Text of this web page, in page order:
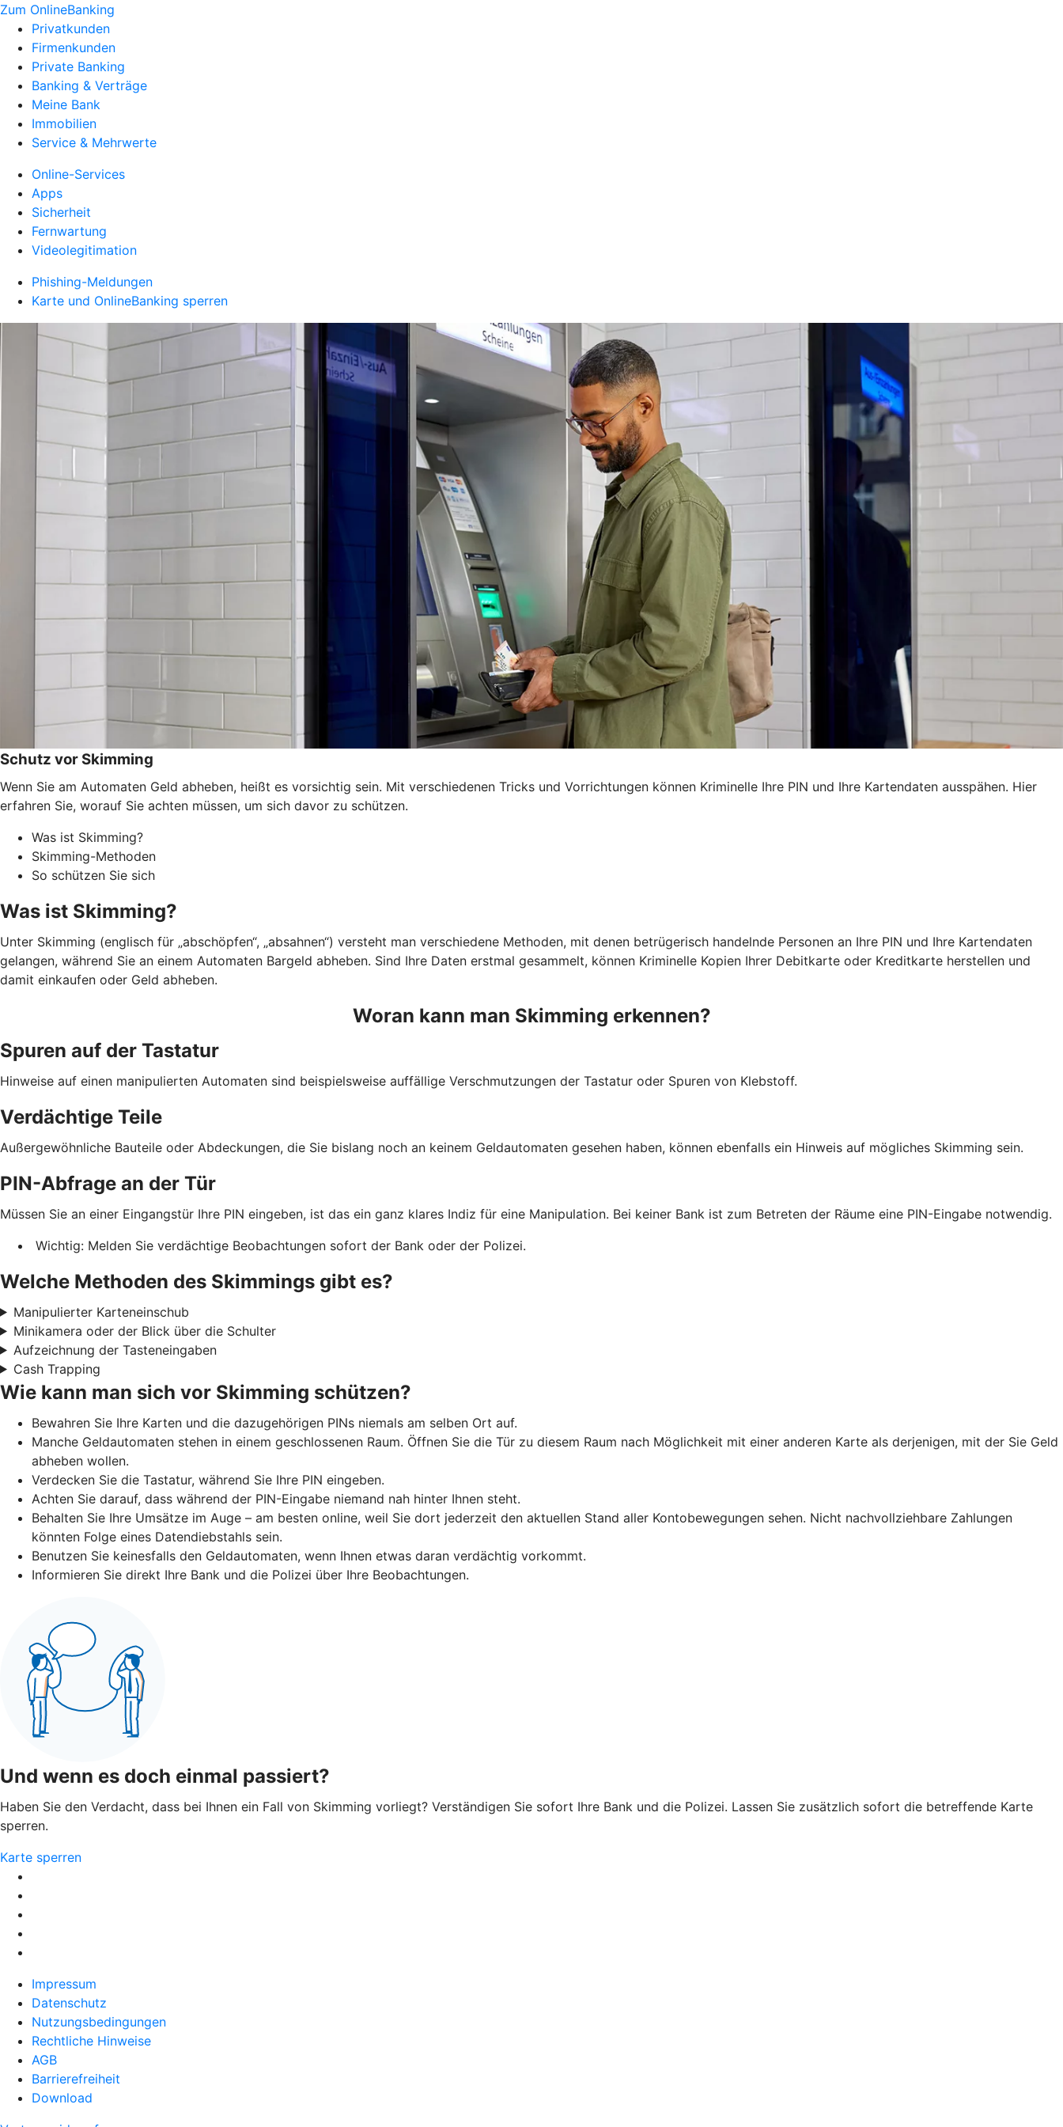
Zum OnlineBanking
Privatkunden
Firmenkunden
Private Banking
Banking & Verträge
Meine Bank
Immobilien
Service & Mehrwerte
Online-Services
Apps
Sicherheit
Fernwartung
Videolegitimation
Phishing-Meldungen
Karte und OnlineBanking sperren
Schutz vor Skimming
Wenn Sie am Automaten Geld abheben, heißt es vorsichtig sein. Mit verschiedenen Tricks und Vorrichtungen können Kriminelle Ihre PIN und Ihre Kartendaten ausspähen. Hier
erfahren Sie, worauf Sie achten müssen, um sich davor zu schützen.
Was ist Skimming?
Skimming-Methoden
So schützen Sie sich
Was ist Skimming?
Unter Skimming (englisch für „abschöpfen“, „absahnen“) versteht man verschiedene Methoden, mit denen betrügerisch handelnde Personen an Ihre PIN und Ihre Kartendaten
gelangen, während Sie an einem Automaten Bargeld abheben. Sind Ihre Daten erstmal gesammelt, können Kriminelle Kopien Ihrer Debitkarte oder Kreditkarte herstellen und
damit einkaufen oder Geld abheben.
Woran kann man Skimming erkennen?
Spuren auf der Tastatur
Hinweise auf einen manipulierten Automaten sind beispielsweise auffällige Verschmutzungen der Tastatur oder Spuren von Klebstoff.
Verdächtige Teile
Außergewöhnliche Bauteile oder Abdeckungen, die Sie bislang noch an keinem Geldautomaten gesehen haben, können ebenfalls ein Hinweis auf mögliches Skimming sein.
PIN-Abfrage an der Tür
Müssen Sie an einer Eingangstür Ihre PIN eingeben, ist das ein ganz klares Indiz für eine Manipulation. Bei keiner Bank ist zum Betreten der Räume eine PIN-Eingabe notwendig.
Wichtig: Melden Sie verdächtige Beobachtungen sofort der Bank oder der Polizei.
Welche Methoden des Skimmings gibt es?
Manipulierter Karteneinschub
Minikamera oder der Blick über die Schulter
Aufzeichnung der Tasteneingaben
Cash Trapping
Wie kann man sich vor Skimming schützen?
Bewahren Sie Ihre Karten und die dazugehörigen PINs niemals am selben Ort auf.
Manche Geldautomaten stehen in einem geschlossenen Raum. Öffnen Sie die Tür zu diesem Raum nach Möglichkeit mit einer anderen Karte als derjenigen, mit der Sie Geld
abheben wollen.
Verdecken Sie die Tastatur, während Sie Ihre PIN eingeben.
Achten Sie darauf, dass während der PIN-Eingabe niemand nah hinter Ihnen steht.
Behalten Sie Ihre Umsätze im Auge – am besten online, weil Sie dort jederzeit den aktuellen Stand aller Kontobewegungen sehen. Nicht nachvollziehbare Zahlungen
könnten Folge eines Datendiebstahls sein.
Benutzen Sie keinesfalls den Geldautomaten, wenn Ihnen etwas daran verdächtig vorkommt.
Informieren Sie direkt Ihre Bank und die Polizei über Ihre Beobachtungen.
Und wenn es doch einmal passiert?
Haben Sie den Verdacht, dass bei Ihnen ein Fall von Skimming vorliegt? Verständigen Sie sofort Ihre Bank und die Polizei. Lassen Sie zusätzlich sofort die betreffende Karte
sperren.
Karte sperren
Impressum
Datenschutz
Nutzungsbedingungen
Rechtliche Hinweise
AGB
Barrierefreiheit
Download